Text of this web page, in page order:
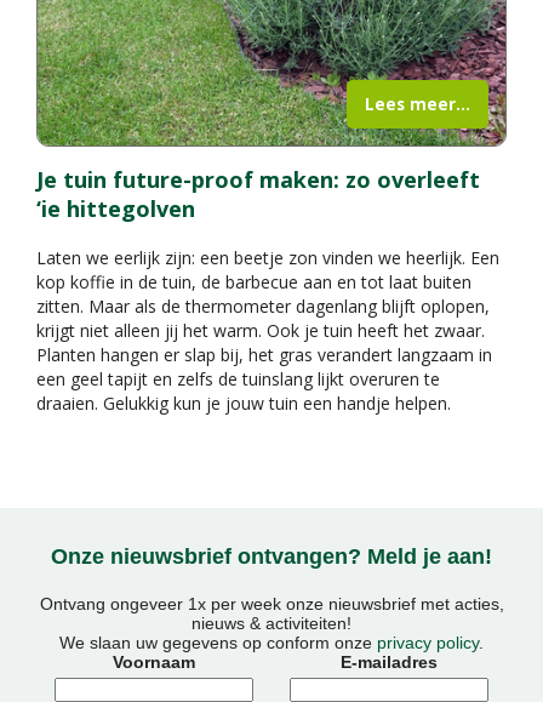
Je tuin future-proof maken: zo overleeft
‘ie hittegolven
Laten we eerlijk zijn: een beetje zon vinden we heerlijk. Een
kop koffie in de tuin, de barbecue aan en tot laat buiten
zitten. Maar als de thermometer dagenlang blijft oplopen,
krijgt niet alleen jij het warm. Ook je tuin heeft het zwaar.
Planten hangen er slap bij, het gras verandert langzaam in
een geel tapijt en zelfs de tuinslang lijkt overuren te
draaien. Gelukkig kun je jouw tuin een handje helpen.
Lees meer...
Onze nieuwsbrief ontvangen? Meld je aan!
Ontvang ongeveer 1x per week onze nieuwsbrief met acties,
nieuws & activiteiten!
We slaan uw gegevens op conform onze privacy policy.
Voornaam
E-mailadres